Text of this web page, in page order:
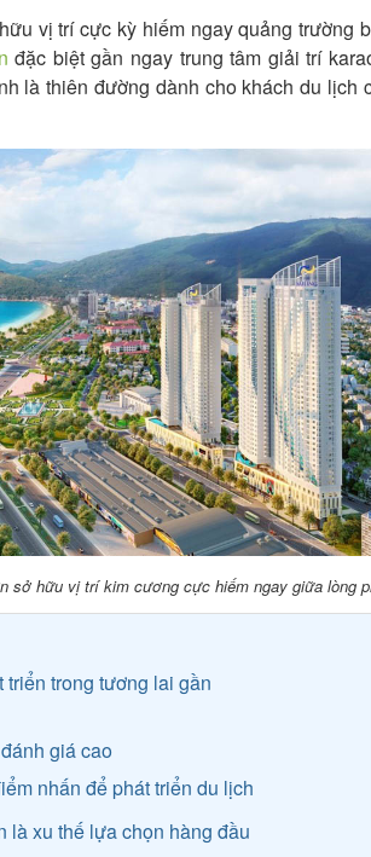
vị trí cực kỳ hiếm ngay quảng trường
đặc biệt gần ngay trung tâm giải trí
là thiên đường dành cho khách du lịch
sở hữu vị trí kim cương cực hiếm ngay giữa lòng
trong tương lai gần
giá cao
nhấn để phát triển du lịch
là xu thế lựa chọn hàng đầu